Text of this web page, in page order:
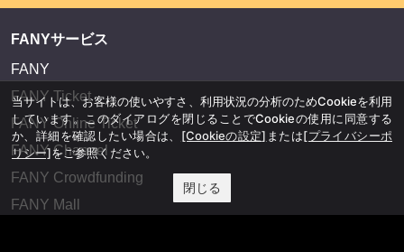
FANYサービス
FANY
FANY Ticket
FANY Online Ticket
FANY Channel
FANY Crowdfunding
FANY Mall
当サイトは、お客様の使いやすさ、利用状況の分析のためCookieを利用
しています。このダイアログを閉じることでCookieの使用に同意する
か、詳細を確認したい場合は、 [Cookieの設定] または[プライバシーポ
リシー]をご参照ください。
閉じる